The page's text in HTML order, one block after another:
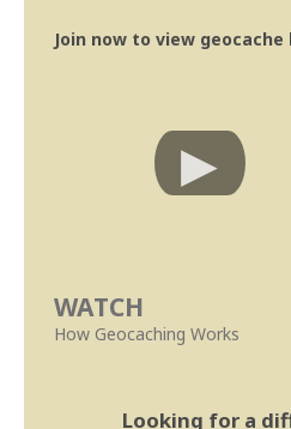
Join now to view
WATCH
How Geocaching Works
Looking for a